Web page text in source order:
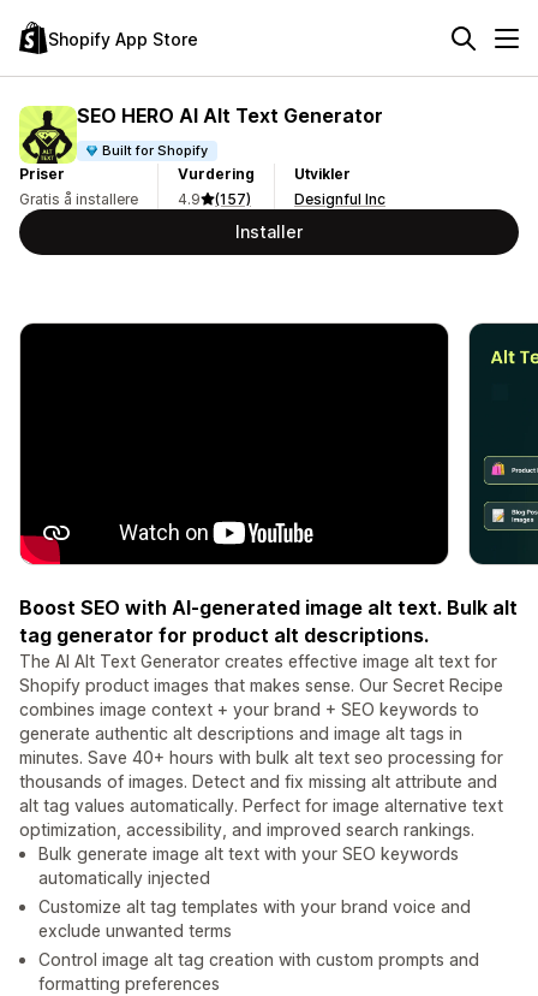
Shopify App Store
SEO HERO AI Alt Text Generator
Built for Shopify
Priser
Gratis å installere
Vurdering
4.9
(157)
Utvikler
Designful Inc
Installer
Boost SEO with AI-generated image alt text. Bulk alt
tag generator for product alt descriptions.
The AI Alt Text Generator creates effective image alt text for
Shopify product images that makes sense. Our Secret Recipe
combines image context + your brand + SEO keywords to
generate authentic alt descriptions and image alt tags in
minutes. Save 40+ hours with bulk alt text seo processing for
thousands of images. Detect and fix missing alt attribute and
alt tag values automatically. Perfect for image alternative text
optimization, accessibility, and improved search rankings.
Bulk generate image alt text with your SEO keywords
automatically injected
Customize alt tag templates with your brand voice and
exclude unwanted terms
Control image alt tag creation with custom prompts and
formatting preferences